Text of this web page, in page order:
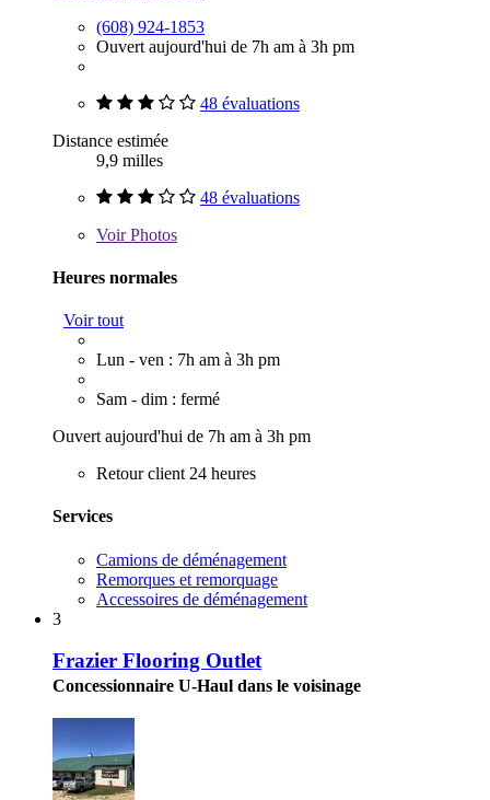
(608) 924-1853
Ouvert aujourd'hui de 7h am à 3h pm
48 évaluations
Distance estimée
9,9 milles
48 évaluations
VoirPhotos
Heures normales
Voir tout
Lun - ven : 7h am à 3h pm
Sam - dim : fermé
Ouvert aujourd'hui de 7h am à 3h pm
Retour client 24 heures
Services
Camions de déménagement
Remorques et remorquage
Accessoires de déménagement
3
Frazier Flooring Outlet
Concessionnaire U-Haul dans le voisinage